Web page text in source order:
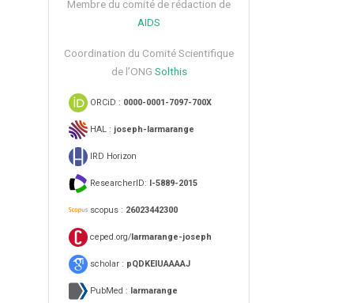
Membre du comité de rédaction de
AIDS
Coordination du Comité Scientifique
de l’ONG Solthis
ORCiD : 0000-0001-7097-700X
HAL : joseph-larmarange
IRD Horizon
ResearcherID: I-5889-2015
scopus : 26023442300
ceped.org/larmarange-joseph
scholar : pQDKEIUAAAAJ
PubMed : larmarange